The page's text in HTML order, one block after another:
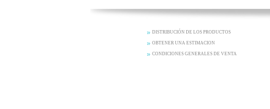
DISTRIBUCIÓN DE LOS PRODUCTOS
OBTENER UNA ESTIMACION
CONDICIONES GENERALES DE VENTA